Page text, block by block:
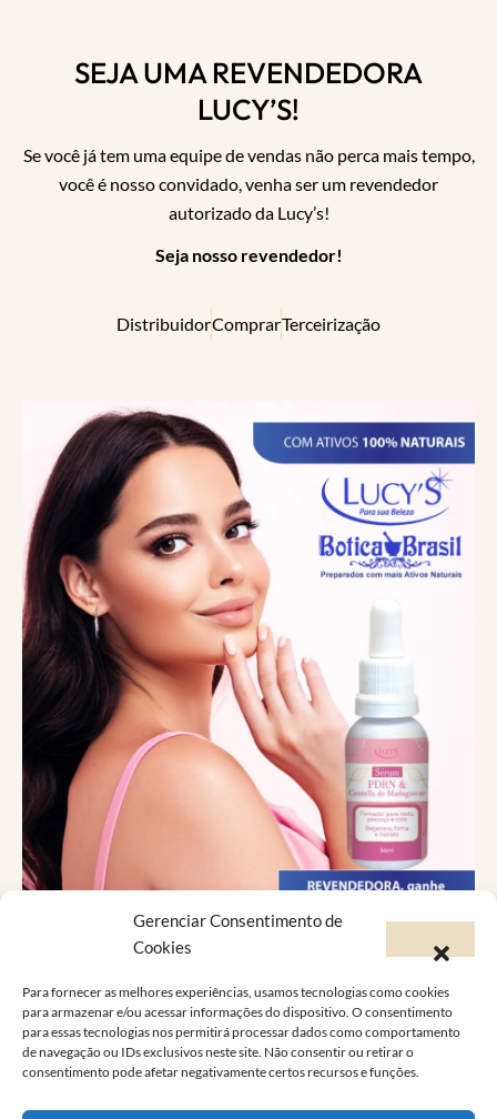
Gerenciar Consentimento de
Cookies
Para fornecer as melhores experiências, usamos tecnologias como cookies
para armazenar e/ou acessar informações do dispositivo. O consentimento
para essas tecnologias nos permitirá processar dados como comportamento
de navegação ou IDs exclusivos neste site. Não consentir ou retirar o
consentimento pode afetar negativamente certos recursos e funções.
SEJA UMA REVENDEDORA
LUCY’S!
Se você já tem uma equipe de vendas não perca mais tempo,
você é nosso convidado, venha ser um revendedor
autorizado da Lucy’s!
Seja nosso revendedor!
DistribuidorComprarTerceirização
Catálogo Virtual
Você já conhece a versão online do Catálogo
Lucy’s?
A Lucy’s foi feita pra atender as suas
necessidades e desejos, conheça a linha de